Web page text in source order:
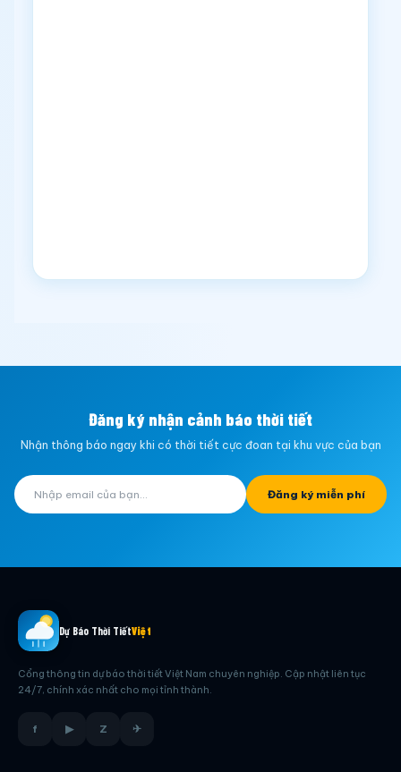
Đăng ký nhận cảnh báo thời tiết
Nhận thông báo ngay khi có thời tiết cực đoan tại khu vực của bạn
Đăng ký miễn phí
Dự Báo Thời TiếtViệt
Cổng thông tin dự báo thời tiết Việt Nam chuyên nghiệp. Cập nhật liên tục
24/7, chính xác nhất cho mọi tỉnh thành.
f ▶ Z ✈